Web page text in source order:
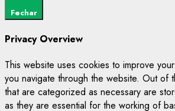
Fechar
Privacy Overview
This website uses cookies to improve
you navigate through the website. Out of
that are categorized as necessary are
as they are essential for the working of